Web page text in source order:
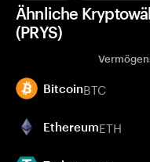
Ähnliche
(PRYS)
BitcoinBTC
EthereumETH